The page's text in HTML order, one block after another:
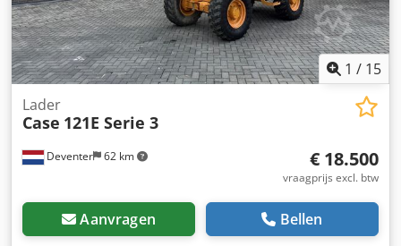
1 / 15
Deventer 62 km
Lader
Case 121E Serie 3
€ 18.500
vraagprijs excl. btw
Aanvragen Bellen